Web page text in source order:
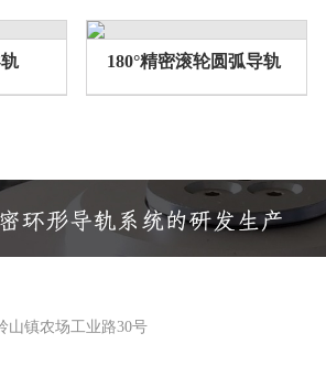
180°精密滚轮圆弧导轨
山镇农场工业路30号